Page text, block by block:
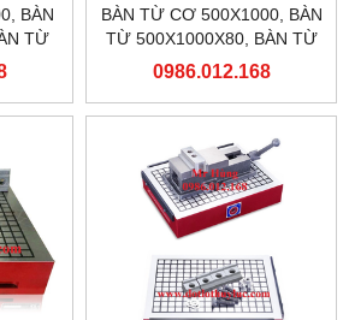
BÀN
TỪ
BÀN TỪ CƠ 500X1000, BÀN
TỪ 500X1000X80, BÀN TỪ
MÁY PHAY
0986.012.168